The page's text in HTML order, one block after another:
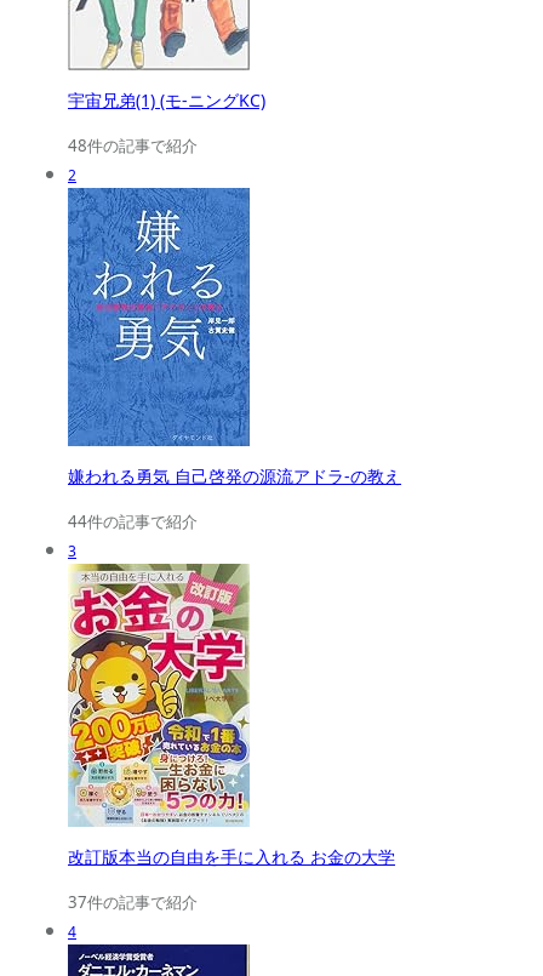
宇宙兄弟(1) (モ-ニングKC)
48件の記事で紹介
2
嫌われる勇気 自己啓発の源流アドラ-の教え
44件の記事で紹介
3
改訂版本当の自由を手に入れる お金の大学
37件の記事で紹介
4